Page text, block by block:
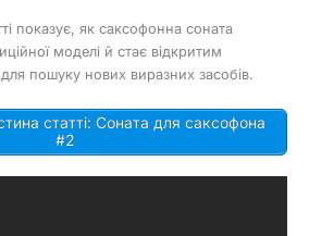
показує, як саксофонна соната
моделі й стає відкритим
пошуку нових виразних засобів.
статті: Соната для саксофона
#2